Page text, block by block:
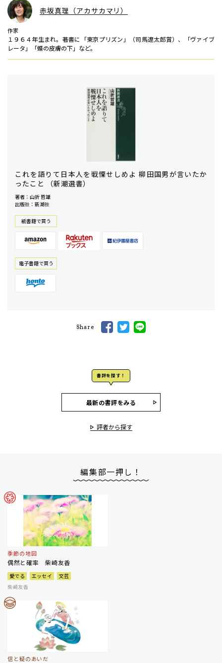
赤坂真理（アカサカマリ）
作家
１９６４年生まれ。著書に「東京プリズン」（司馬遼太郎賞）、「ヴァイブ
レータ」「蝶の皮膚の下」など。
これを語りて日本人を戦慄せしめよ 柳田国男が言いたか
ったこと （新潮選書）
著者：山折 哲雄
出版社：新潮社
紙書籍で買う
電⼦書籍で買う
Share
書評を探す！
最新の書評をみる
評者から探す
編集部一押し！
季節の地図
偶然と確率 柴崎友香
愛でる エッセイ
文芸
柴崎友香
信と疑のあいだ